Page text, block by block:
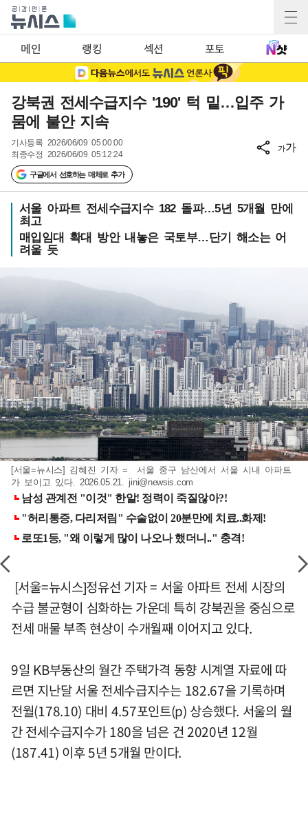
메인 랭킹 섹션 포토
강북권 전세수급지수 '190' 턱 밑…입주 가
뭄에 불안 지속
기사등록 2026/06/09 05:00:00
최종수정 2026/06/09 05:12:24
구글에서 선호하는 매체로 추가
가가
서울 아파트 전세수급지수 182 돌파…5년 5개월 만에
최고
매입임대 확대 방안 내놓은 국토부…단기 해소는 어
려울 듯
[서울=뉴시스] 김혜진 기자 = 서울 중구 남산에서 서울 시내 아파트
가 보이고 있다. 2026.05.21. jini@newsis.com
[서울=뉴시스]정유선 기자 = 서울 아파트 전세 시장의
수급 불균형이 심화하는 가운데 특히 강북권을 중심으로
전세 매물 부족 현상이 수개월째 이어지고 있다.
9일 KB부동산의 월간 주택가격 동향 시계열 자료에 따
르면 지난달 서울 전세수급지수는 182.67을 기록하며
전월(178.10) 대비 4.57포인트(p) 상승했다. 서울의 월
간 전세수급지수가 180을 넘은 건 2020년 12월
(187.41) 이후 5년 5개월 만이다.